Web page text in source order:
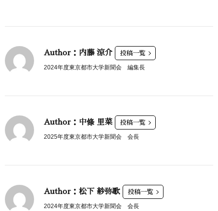
Author：内藤 涼介 投稿一覧
2024年度東京都市大学新聞会 編集長
Author：中條 里菜 投稿一覧
2025年度東京都市大学新聞会 会長
Author：松下 紗弥歌 投稿一覧
2024年度東京都市大学新聞会 会長